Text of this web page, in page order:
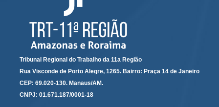
Calendário de Suspensão
Calendário da Justiça Itinerante
Certidões
Concursos
Contas abertas em nome dos beneficiários
Diários Eletrônicos
Tribunal Regional do Trabalho da 11a Região
Rua Visconde de Porto Alegre, 1265. Bairro: Praça 14 de Janeiro
CEP: 69.020-130. Manaus/AM.
CNPJ: 01.671.187/0001-18